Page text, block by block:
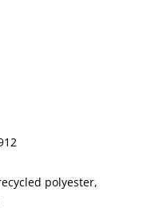
polyester,